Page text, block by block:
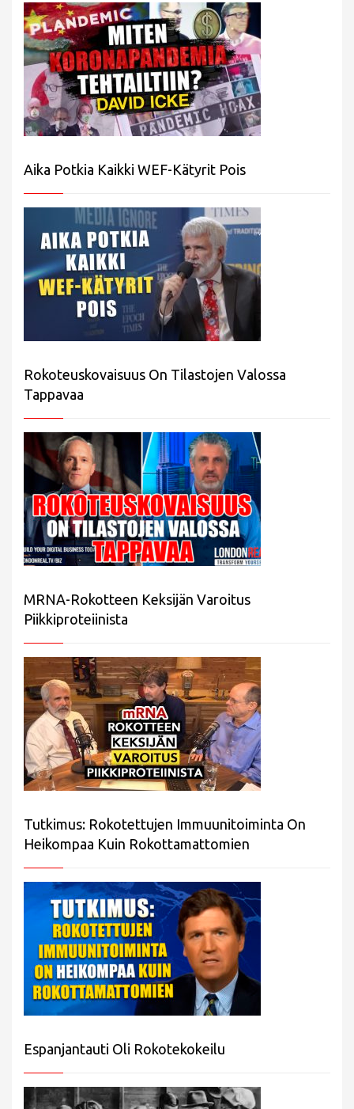
Aika Potkia Kaikki WEF-Kätyrit Pois
Rokoteuskovaisuus On Tilastojen Valossa
Tappavaa
MRNA-Rokotteen Keksijän Varoitus
Piikkiproteiinista
Tutkimus: Rokotettujen Immuunitoiminta On
Heikompaa Kuin Rokottamattomien
Espanjantauti Oli Rokotekokeilu